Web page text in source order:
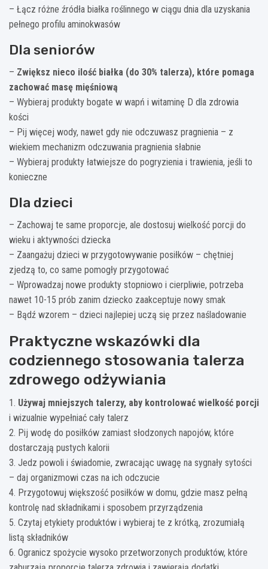
– Łącz różne źródła białka roślinnego w ciągu dnia dla uzyskania
pełnego profilu aminokwasów
Dla seniorów
– Zwiększ nieco ilość białka (do 30% talerza), które pomaga
zachować masę mięśniową
– Wybieraj produkty bogate w wapń i witaminę D dla zdrowia
kości
– Pij więcej wody, nawet gdy nie odczuwasz pragnienia – z
wiekiem mechanizm odczuwania pragnienia słabnie
– Wybieraj produkty łatwiejsze do pogryzienia i trawienia, jeśli to
konieczne
Dla dzieci
– Zachowaj te same proporcje, ale dostosuj wielkość porcji do
wieku i aktywności dziecka
– Zaangażuj dzieci w przygotowywanie posiłków – chętniej
zjedzą to, co same pomogły przygotować
– Wprowadzaj nowe produkty stopniowo i cierpliwie, potrzeba
nawet 10-15 prób zanim dziecko zaakceptuje nowy smak
– Bądź wzorem – dzieci najlepiej uczą się przez naśladowanie
Praktyczne wskazówki dla
codziennego stosowania talerza
zdrowego odżywiania
1. Używaj mniejszych talerzy, aby kontrolować wielkość porcji
i wizualnie wypełniać cały talerz
2. Pij wodę do posiłków zamiast słodzonych napojów, które
dostarczają pustych kalorii
3. Jedz powoli i świadomie, zwracając uwagę na sygnały sytości
– daj organizmowi czas na ich odczucie
4. Przygotowuj większość posiłków w domu, gdzie masz pełną
kontrolę nad składnikami i sposobem przyrządzenia
5. Czytaj etykiety produktów i wybieraj te z krótką, zrozumiałą
listą składników
6. Ogranicz spożycie wysoko przetworzonych produktów, które